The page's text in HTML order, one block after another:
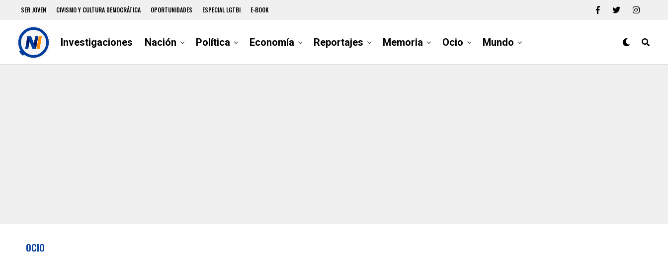
SER JOVEN CIVISMO Y CULTURA DEMOCRÁTICA OPORTUNIDADES ESPECIAL LGTBI E-BOOK
Investigaciones Nación Política Economía Reportajes Memoria Ocio Mundo
OCIO